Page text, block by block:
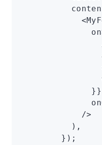
            <
              }}
            />
          )
,
        });